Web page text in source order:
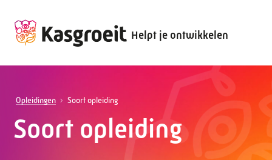
Helpt je ontwikkelen
Opleidingen Soort opleiding
Soort opleiding